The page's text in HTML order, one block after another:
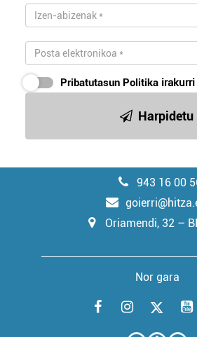
Pribatutasun Politika
Harpidetu
943 16 00
Oriamendi, 32 –
Nor gara